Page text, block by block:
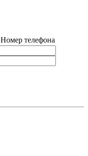
Номер телефона